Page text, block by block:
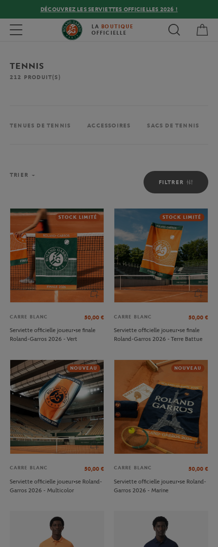
DÉCOUVREZ LES SERVIETTES OFFICIELLES 2026 !
Toggle navigation LA BOUTIQUE
OFFICIELLE
TENNIS
212 PRODUIT(S)
TENUES DE TENNIS ACCESSOIRES SACS DE TENNIS
FILTRER
TRIER
STOCK LIMITÉ
CARRE BLANC 50,00 €
Serviette officielle joueur•se finale
Roland-Garros 2026 - Vert
STOCK LIMITÉ
CARRE BLANC 50,00 €
Serviette officielle joueur•se finale
Roland-Garros 2026 - Terre Battue
NOUVEAU
CARRE BLANC 50,00 €
Serviette officielle joueur•se Roland-
Garros 2026 - Multicolor
NOUVEAU
CARRE BLANC 50,00 €
Serviette officielle joueur•se Roland-
Garros 2026 - Marine